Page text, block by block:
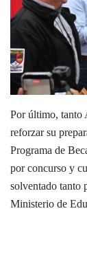
Por último, tanto
reforzar su
Programa de
por concurso y
solventado tanto
Ministerio de